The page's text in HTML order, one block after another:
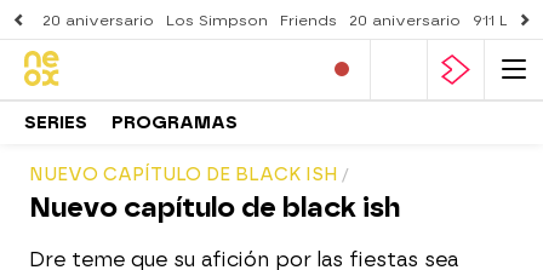
20 aniversario Los Simpson Friends 20 aniversario 911
SERIES PROGRAMAS
NUEVO CAPÍTULO DE BLACK ISH
Nuevo capítulo de black ish
Dre teme que su afición por las fiestas sea